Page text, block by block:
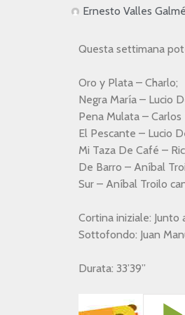
Ernesto Valles
Questa settimana
Oro y Plata – Charlo;
Negra María – Lucio
Pena Mulata –
El Pescante – Lucio
Mi Taza De Café –
De Barro – Aníbal
Sur – Aníbal Troilo
Cortina iniziale: Junto
Sottofondo: Juan
Durata: 33’39”